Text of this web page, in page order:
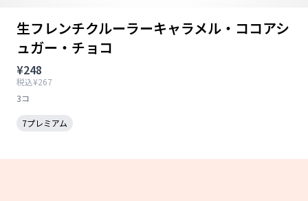
生フレンチクルーラーキャラメル・ココアシ
ュガー・チョコ
¥248
税込¥267
3コ
7プレミアム